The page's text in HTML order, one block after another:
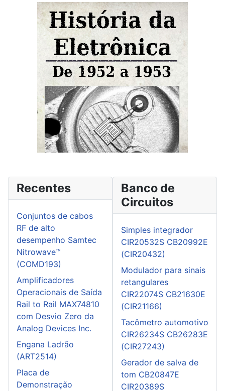
Recentes
Conjuntos de cabos
RF de alto
desempenho Samtec
Nitrowave™
(COMD193)
Amplificadores
Operacionais de Saída
Rail to Rail MAX74810
com Desvio Zero da
Analog Devices Inc.
Engana Ladrão
(ART2514)
Placa de
Demonstração
Banco de
Circuitos
Simples integrador
CIR20532S CB20992E
(CIR20432)
Modulador para sinais
retangulares
CIR22074S CB21630E
(CIR21166)
Tacômetro automotivo
CIR26234S CB26283E
(CIR27243)
Gerador de salva de
tom CB20847E
CIR20389S